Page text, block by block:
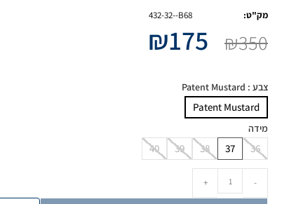
מק"ט: 432-32--B68
₪350
₪175
צבע : Patent Mustard
Patent Mustard
מידה
36
37
38
39
40
-
+